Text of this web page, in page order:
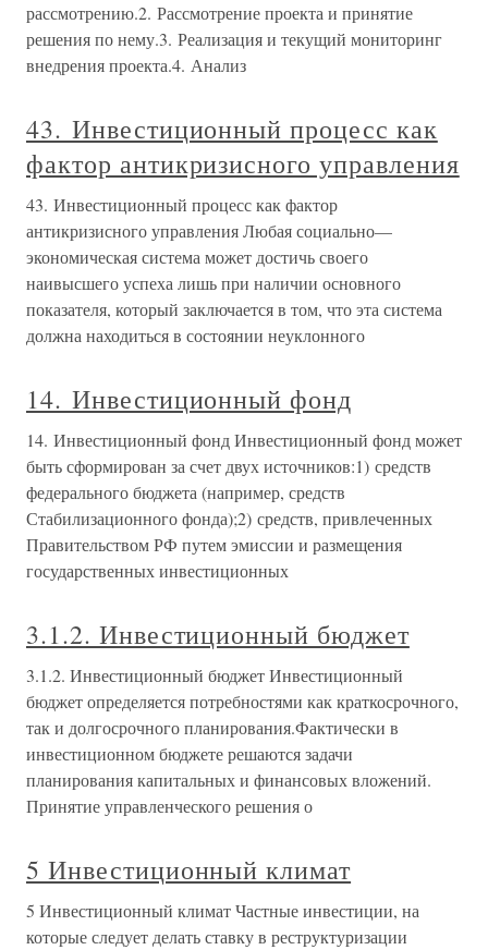
рассмотрению.2. Рассмотрение проекта и принятие
решения по нему.3. Реализация и текущий мониторинг
внедрения проекта.4. Анализ
43. Инвестиционный процесс как
фактор антикризисного управления
43. Инвестиционный процесс как фактор
антикризисного управления Любая социально—
экономическая система может достичь своего
наивысшего успеха лишь при наличии основного
показателя, который заключается в том, что эта система
должна находиться в состоянии неуклонного
14. Инвестиционный фонд
14. Инвестиционный фонд Инвестиционный фонд может
быть сформирован за счет двух источников:1) средств
федерального бюджета (например, средств
Стабилизационного фонда);2) средств, привлеченных
Правительством РФ путем эмиссии и размещения
государственных инвестиционных
3.1.2. Инвестиционный бюджет
3.1.2. Инвестиционный бюджет Инвестиционный
бюджет определяется потребностями как краткосрочного,
так и долгосрочного планирования.Фактически в
инвестиционном бюджете решаются задачи
планирования капитальных и финансовых вложений.
Принятие управленческого решения о
5 Инвестиционный климат
5 Инвестиционный климат Частные инвестиции, на
которые следует делать ставку в реструктуризации